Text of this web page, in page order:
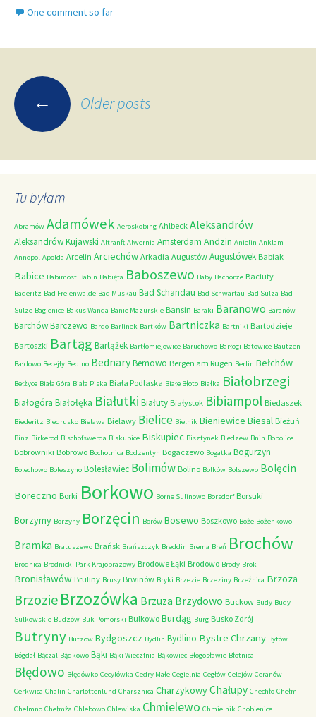
One comment so far
Posts
navigation
← Older posts
Tu byłam
Abramów Adamówek Aeroskobing Ahlbeck Aleksandrów
Aleksandrów Kujawski Altranft Alwernia Amsterdam Andzin Anielin Anklam
Annopol Apolda Arcelin Arciechów Arkadia Augustów Augustówek Babiak
Babice Babimost Babin Babięta Baboszewo Baby Bachorze Baciuty
Baderitz Bad Freienwalde Bad Muskau Bad Schandau Bad Schwartau Bad Sulza Bad
Sulze Bagienice Bakus Wanda Banie Mazurskie Bansin Baraki Baranowo Baranów
BarchówBarczewo Bardo Barlinek Bartków Bartniczka Bartniki Bartodzieje
Bartoszki Bartąg Bartążek Bartłomiejowice Baruchowo Barłogi Batowice Bautzen
Bałdowo Becejły Bedlno BednaryBemowo Bergen am Rugen Berlin Bełchów
Bełżyce Biała Góra Biała Piska Biała Podlaska Białe Błoto Białka Białobrzegi
Białogóra Białołęka Białutki Białuty Białystok Bibiampol Biedaszek
Biederitz Biedrusko Bielawa Bielawy Bielice Bielnik Bieniewice Biesal Bieżuń
Binz Birkerod Bischofswerda Biskupice Biskupiec Bisztynek Bledzew Bnin Bobolice
Bobrowniki Bobrowo Bochotnica Bodzentyn Bogaczewo Bogatka Bogurzyn
Bolechowo Boleszyno Bolesławiec Bolimów Bolino Bolków Bolszewo Bolęcin
Boreczno Borki Borkowo Borne Sulinowo Borsdorf Borsuki
Borzymy Borzyny Borzęcin Borów Bosewo Boszkowo Boże Bożenkowo
Bramka Bratuszewo Brańsk Brańszczyk Breddin Brema Breń Brochów
Brodnica Brodnicki Park Krajobrazowy Brodowe Łąki Brodowo Brody Brok
Bronisławów Bruliny Brusy Brwinów Bryki Brzezie Brzeziny Brzeźnica Brzoza
Brzozie Brzozówka Brzuza Brzydowo Buckow Budy Budy
Sulkowskie Budzów Buk Pomorski Bulkowo Burdąg Burg Busko Zdrój
Butryny Butzow Bydgoszcz Bydlin Bydlino Bystre Chrzany Bytów
Bógdał Bączal Bądkowo Bąki Bąki Wieczfnia Bąkowiec Błogosławie Błotnica
Błędowo Błędówko Cecylówka Cedry Małe Cegielnia Cegłów Celejów Ceranów
Cerkwica Chalin Charlottenlund Charsznica CharzykowyChałupy Chechło Chełm
Chełmno Chełmża Chlebowo Chlewiska Chmielewo Chmielnik Chobienice